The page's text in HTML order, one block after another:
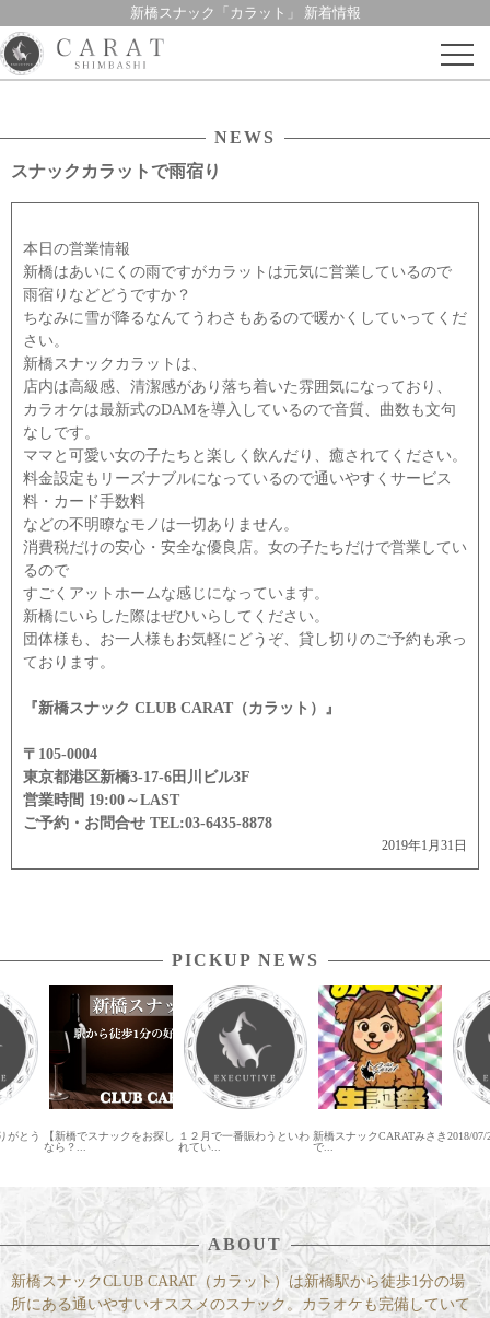
新橋スナック「カラット」 新着情報
Skip
NEWS
スナックカラットで雨宿り
本日の営業情報
新橋はあいにくの雨ですがカラットは元気に営業しているので
雨宿りなどどうですか？
ちなみに雪が降るなんてうわさもあるので暖かくしていってくだ
さい。
新橋スナックカラットは、
店内は高級感、清潔感があり落ち着いた雰囲気になっており、
カラオケは最新式のDAMを導入しているので音質、曲数も文句
なしです。
ママと可愛い女の子たちと楽しく飲んだり、癒されてください。
料金設定もリーズナブルになっているので通いやすくサービス
料・カード手数料
などの不明瞭なモノは一切ありません。
消費税だけの安心・安全な優良店。女の子たちだけで営業してい
るので
すごくアットホームな感じになっています。
新橋にいらした際はぜひいらしてください。
団体様も、お一人様もお気軽にどうぞ、貸し切りのご予約も承っ
ております。
『新橋スナック CLUB CARAT（カラット）』
〒105-0004
東京都港区新橋3-17-6田川ビル3F
営業時間 19:00～LAST
ご予約・お問合せ TEL:03-6435-8878
2019年1月31日
PICKUP NEWS
ックをお探し １２月で一番賑わうといわ 新橋スナックCARATみさき
で...
2018/07/28（土）の営...
ABOUT
新橋スナックCLUB CARAT（カラット）は新橋駅から徒歩1分の場
所にある通いやすいオススメのスナック。カラオケも完備していて